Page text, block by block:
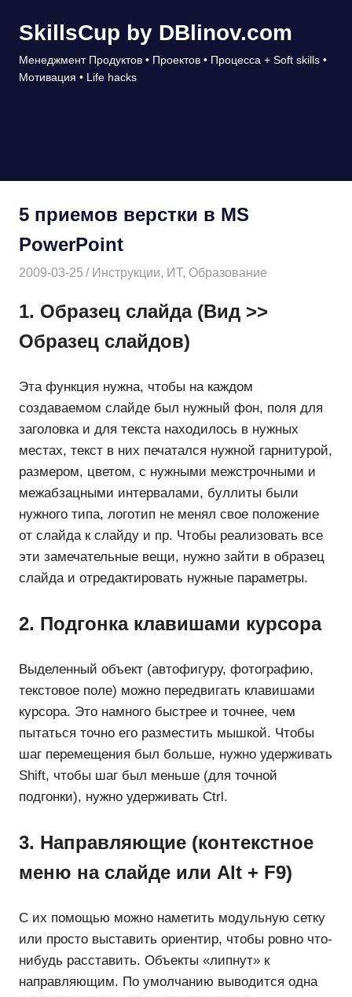
SkillsCup by DBlinov.com
Менеджмент Продуктов • Проектов • Процесса + Soft skills •
Мотивация • Life hacks
5 приемов верстки в MS
PowerPoint
2009-03-25 Дмитрий
Инструкции, ИТ, Образование
1. Образец слайда (Вид >>
Образец слайдов)
Эта функция нужна, чтобы на каждом
создаваемом слайде был нужный фон, поля для
заголовка и для текста находилось в нужных
местах, текст в них печатался нужной гарнитурой,
размером, цветом, с нужными межстрочными и
межабзацными интервалами, буллиты были
нужного типа, логотип не менял свое положение
от слайда к слайду и пр. Чтобы реализовать все
эти замечательные вещи, нужно зайти в образец
слайда и отредактировать нужные параметры.
2. Подгонка клавишами курсора
Выделенный объект (автофигуру, фотографию,
текстовое поле) можно передвигать клавишами
курсора. Это намного быстрее и точнее, чем
пытаться точно его разместить мышкой. Чтобы
шаг перемещения был больше, нужно удерживать
Shift, чтобы шаг был меньше (для точной
подгонки), нужно удерживать Ctrl.
3. Направляющие (контекстное
меню на слайде или Alt + F9)
С их помощью можно наметить модульную сетку
или просто выставить ориентир, чтобы ровно что-
нибудь расставить. Объекты «липнут» к
направляющим. По умолчанию выводится одна